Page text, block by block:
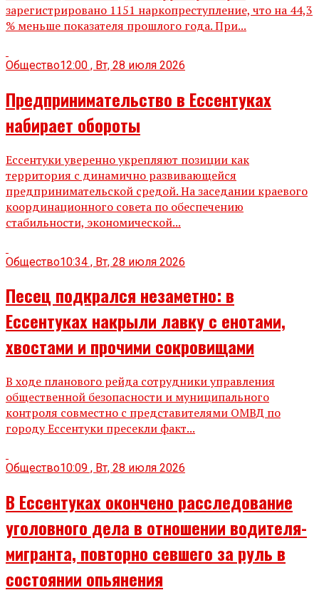
зарегистрировано 1151 наркопреступление, что на 44,3
% меньше показателя прошлого года. При...
Общество12:00 , Вт, 28 июля 2026
Предпринимательство в Ессентуках
набирает обороты
Ессентуки уверенно укрепляют позиции как
территория с динамично развивающейся
предпринимательской средой. На заседании краевого
координационного совета по обеспечению
стабильности, экономической...
Общество10:34 , Вт, 28 июля 2026
Песец подкрался незаметно: в
Ессентуках накрыли лавку с енотами,
хвостами и прочими сокровищами
В ходе планового рейда сотрудники управления
общественной безопасности и муниципального
контроля совместно с представителями ОМВД по
городу Ессентуки пресекли факт...
Общество10:09 , Вт, 28 июля 2026
В Ессентуках окончено расследование
уголовного дела в отношении водителя-
мигранта, повторно севшего за руль в
состоянии опьянения